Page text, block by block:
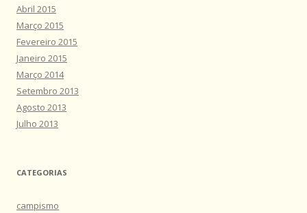
Abril 2015
Março 2015
Fevereiro 2015
Janeiro 2015
Março 2014
Setembro 2013
Agosto 2013
Julho 2013
CATEGORIAS
campismo